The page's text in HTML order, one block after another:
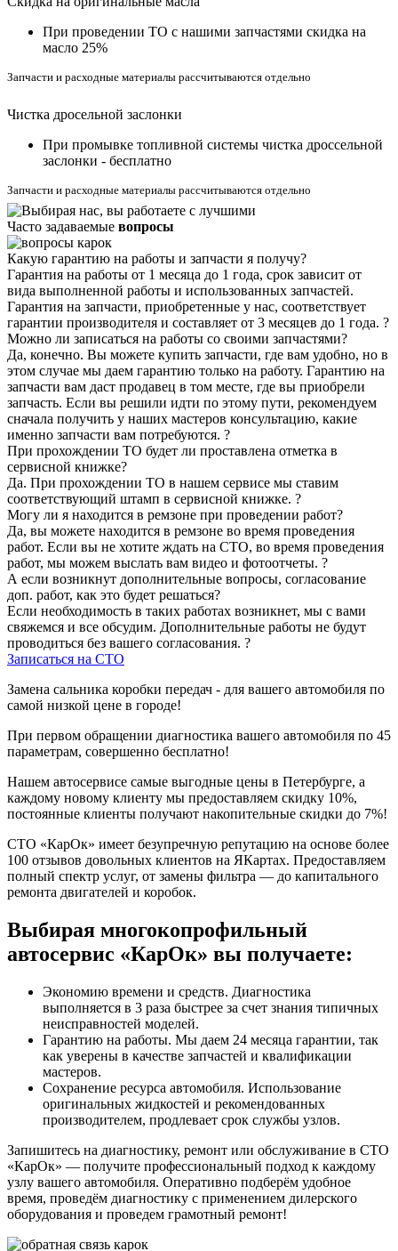
При проведении ТО с нашими запчастями скидка на
масло 25%
Запчасти и расходные материалы рассчитываются отдельно
Чистка дросельной заслонки
При промывке топливной системы чистка дроссельной
заслонки - бесплатно
Запчасти и расходные материалы рассчитываются отдельно
Часто задаваемые вопросы
Какую гарантию на работы и запчасти я получу?
Гарантия на работы от 1 месяца до 1 года, срок зависит от
вида выполненной работы и использованных запчастей.
Гарантия на запчасти, приобретенные у нас, соответствует
гарантии производителя и составляет от 3 месяцев до 1 года. ?
Можно ли записаться на работы со своими запчастями?
Да, конечно. Вы можете купить запчасти, где вам удобно, но в
этом случае мы даем гарантию только на работу. Гарантию на
запчасти вам даст продавец в том месте, где вы приобрели
запчасть. Если вы решили идти по этому пути, рекомендуем
сначала получить у наших мастеров консультацию, какие
именно запчасти вам потребуются. ?
При прохождении ТО будет ли проставлена отметка в
сервисной книжке?
Да. При прохождении ТО в нашем сервисе мы ставим
соответствующий штамп в сервисной книжке. ?
Могу ли я находится в ремзоне при проведении работ?
Да, вы можете находится в ремзоне во время проведения
работ. Если вы не хотите ждать на СТО, во время проведения
работ, мы можем выслать вам видео и фотоотчеты. ?
А если возникнут дополнительные вопросы, согласование
доп. работ, как это будет решаться?
Если необходимость в таких работах возникнет, мы с вами
свяжемся и все обсудим. Дополнительные работы не будут
проводиться без вашего согласования. ?
Записаться на СТО
Замена сальника коробки передач - для вашего автомобиля по
самой низкой цене в городе!
При первом обращении диагностика вашего автомобиля по 45
параметрам, совершенно бесплатно!
Нашем автосервисе самые выгодные цены в Петербурге, а
каждому новому клиенту мы предоставляем скидку 10%,
постоянные клиенты получают накопительные скидки до 7%!
СТО «КарОк» имеет безупречную репутацию на основе более
100 отзывов довольных клиентов на ЯКартах. Предоставляем
полный спектр услуг, от замены фильтра — до капитального
ремонта двигателей и коробок.
Выбирая многокопрофильный
автосервис «КарОк» вы получаете:
Экономию времени и средств. Диагностика
выполняется в 3 раза быстрее за счет знания типичных
неисправностей моделей.
Гарантию на работы. Мы даем 24 месяца гарантии, так
как уверены в качестве запчастей и квалификации
мастеров.
Сохранение ресурса автомобиля. Использование
оригинальных жидкостей и рекомендованных
производителем, продлевает срок службы узлов.
Запишитесь на диагностику, ремонт или обслуживание в СТО
«КарОк» — получите профессиональный подход к каждому
узлу вашего автомобиля. Оперативно подберём удобное
время, проведём диагностику с применением дилерского
оборудования и проведем грамотный ремонт!